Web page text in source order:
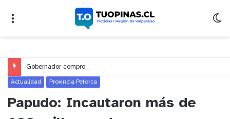
Actualidad Provincia Petorca
Papudo: Incautaron más de